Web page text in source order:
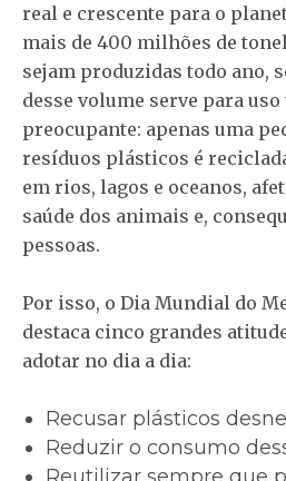
real e crescente para o
mais de 400 milhões de
sejam produzidas todo ano,
desse volume serve para
preocupante: apenas uma
resíduos plásticos é
em rios, lagos e oceanos,
saúde dos animais e,
pessoas.
Por isso, o Dia Mundial do
destaca cinco grandes
adotar no dia a dia:
Recusar plásticos
Reduzir o consumo